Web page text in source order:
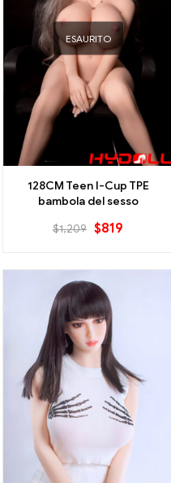
ESAURITO
128CM Teen I-Cup TPE
bambola del sesso
$1,209 $819